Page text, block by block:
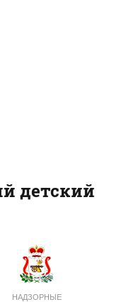
НАДЗОРНЫЕ
детский